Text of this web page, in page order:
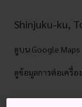
Shinjuku-ku,
ดูบน Google Maps
ดูข้อมูลการต่อเครื่อ